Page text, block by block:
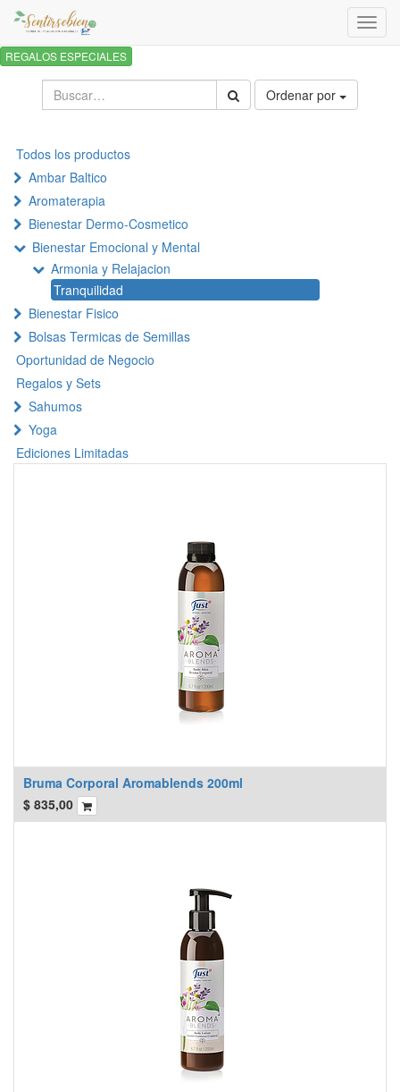
REGALOS ESPECIALES
Ordenar por
Todos los productos
Ambar Baltico
Aromaterapia
Bienestar Dermo-Cosmetico
Bienestar Emocional y Mental
Armonia y Relajacion
Tranquilidad
Bienestar Fisico
Bolsas Termicas de Semillas
Oportunidad de Negocio
Regalos y Sets
Sahumos
Yoga
Ediciones Limitadas
Bruma Corporal Aromablends 200ml
$ 835,00